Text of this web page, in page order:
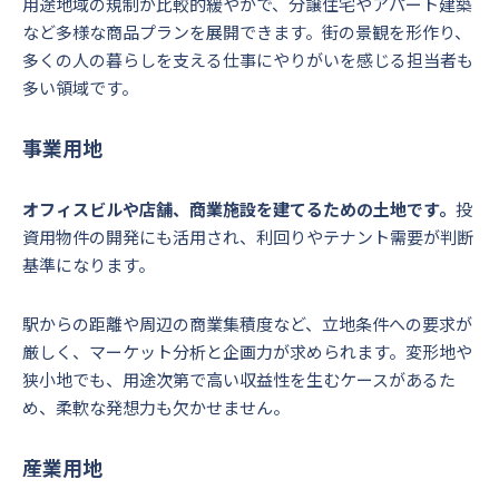
用途地域の規制が比較的緩やかで、分譲住宅やアパート建築
など多様な商品プランを展開できます。街の景観を形作り、
多くの人の暮らしを支える仕事にやりがいを感じる担当者も
多い領域です。
事業用地
オフィスビルや店舗、商業施設を建てるための土地です。 投
資用物件の開発にも活用され、利回りやテナント需要が判断
基準になります。
駅からの距離や周辺の商業集積度など、立地条件への要求が
厳しく、マーケット分析と企画力が求められます。変形地や
狭小地でも、用途次第で高い収益性を生むケースがあるた
め、柔軟な発想力も欠かせません。
産業用地